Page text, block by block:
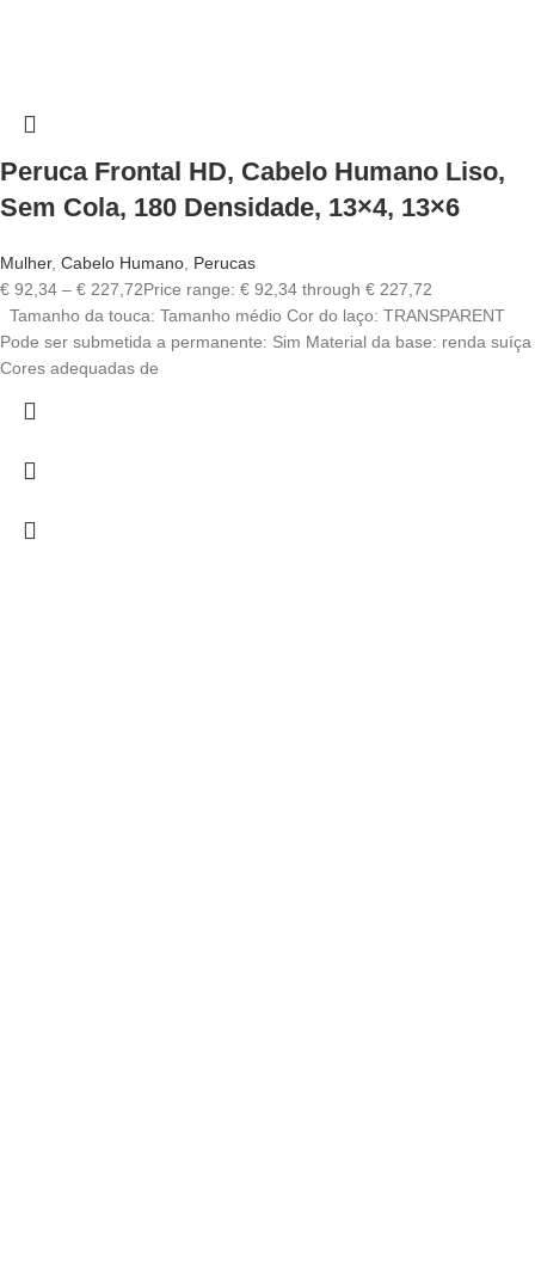
Peruca Frontal HD, Cabelo Humano Liso,
Sem Cola, 180 Densidade, 13×4, 13×6
Mulher, Cabelo Humano, Perucas
€ 92,34 – € 227,72Price range: € 92,34 through € 227,72
Tamanho da touca: Tamanho médio Cor do laço: TRANSPARENT
Pode ser submetida a permanente: Sim Material da base: renda suíça
Cores adequadas de